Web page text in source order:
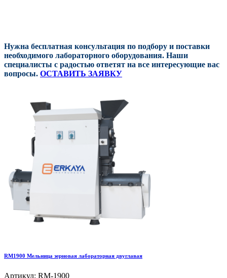
Нужна бесплатная консультация по подбору и поставки
необходимого лабораторного оборудования. Наши
специалисты с радостью ответят на все интересующие вас
вопросы. ОСТАВИТЬ ЗАЯВКУ
RM1900 Мельница зерновая лабораторная двуглавая
Артикул: RM-1900